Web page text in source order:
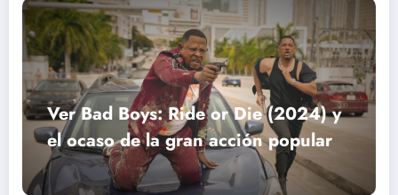
Ver Bad Boys: Ride or Die (2024) y
el ocaso de la gran acción popular